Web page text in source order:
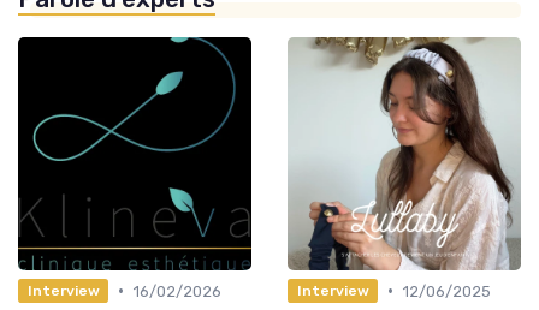
Interview • 16/02/2026
Interview • 12/06/2025